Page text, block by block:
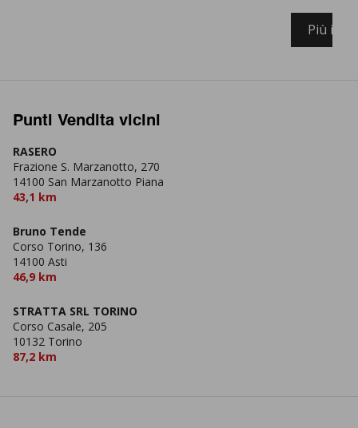
Più
Punti Vendita vicini
RASERO
Frazione S. Marzanotto, 270
14100 San Marzanotto Piana
43,1 km
Bruno Tende
Corso Torino, 136
14100 Asti
46,9 km
STRATTA SRL TORINO
Corso Casale, 205
10132 Torino
87,2 km